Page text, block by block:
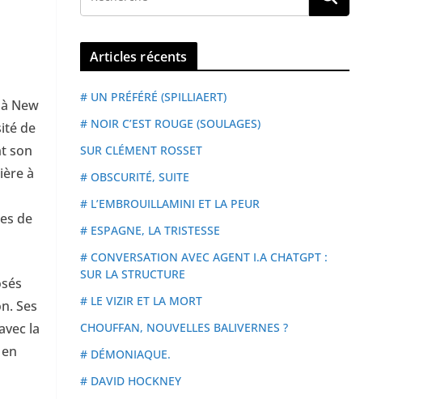
New
de
son
à
de
Ses
la
Articles récents
# UN PRÉFÉRÉ (SPILLIAERT)
# NOIR C’EST ROUGE (SOULAGES)
SUR CLÉMENT ROSSET
# OBSCURITÉ, SUITE
# L’EMBROUILLAMINI ET LA PEUR
# ESPAGNE, LA TRISTESSE
# CONVERSATION AVEC AGENT I.A CHATGPT :
SUR LA STRUCTURE
# LE VIZIR ET LA MORT
CHOUFFAN, NOUVELLES BALIVERNES ?
# DÉMONIAQUE.
# DAVID HOCKNEY